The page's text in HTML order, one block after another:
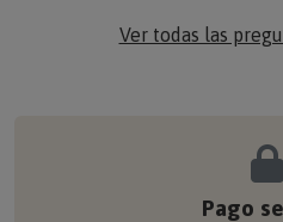
Ver todas las
Pago